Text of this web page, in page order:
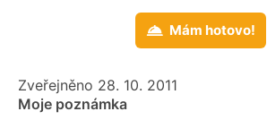
Mám hotovo!
Zveřejněno 28. 10. 2011
Moje poznámka